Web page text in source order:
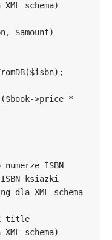
schema)
$amount)
ISBN
ksiazki
dla XML schema
title
schema)